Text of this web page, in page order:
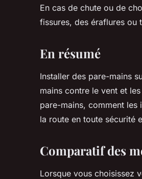
En cas de chute ou de
fissures, des éraflures ou
En résumé
Installer des pare-mains
mains contre le vent et
pare-mains, comment les
la route en toute sécurité
Comparatif des
Lorsque vous choisissez